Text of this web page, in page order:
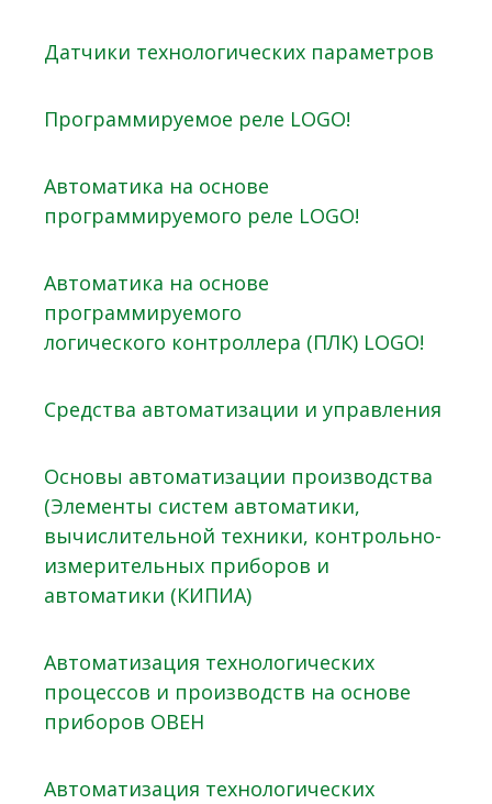
Датчики технологических параметров
Программируемое реле LOGO!
Автоматика на основе
программируемого реле LOGO!
Автоматика на основе
программируемого
логического контроллера (ПЛК) LOGO!
Средства автоматизации и управления
Основы автоматизации производства
(Элементы систем автоматики,
вычислительной техники, контрольно-
измерительных приборов и
автоматики (КИПИА)
Автоматизация технологических
процессов и производств на основе
приборов ОВЕН
Автоматизация технологических